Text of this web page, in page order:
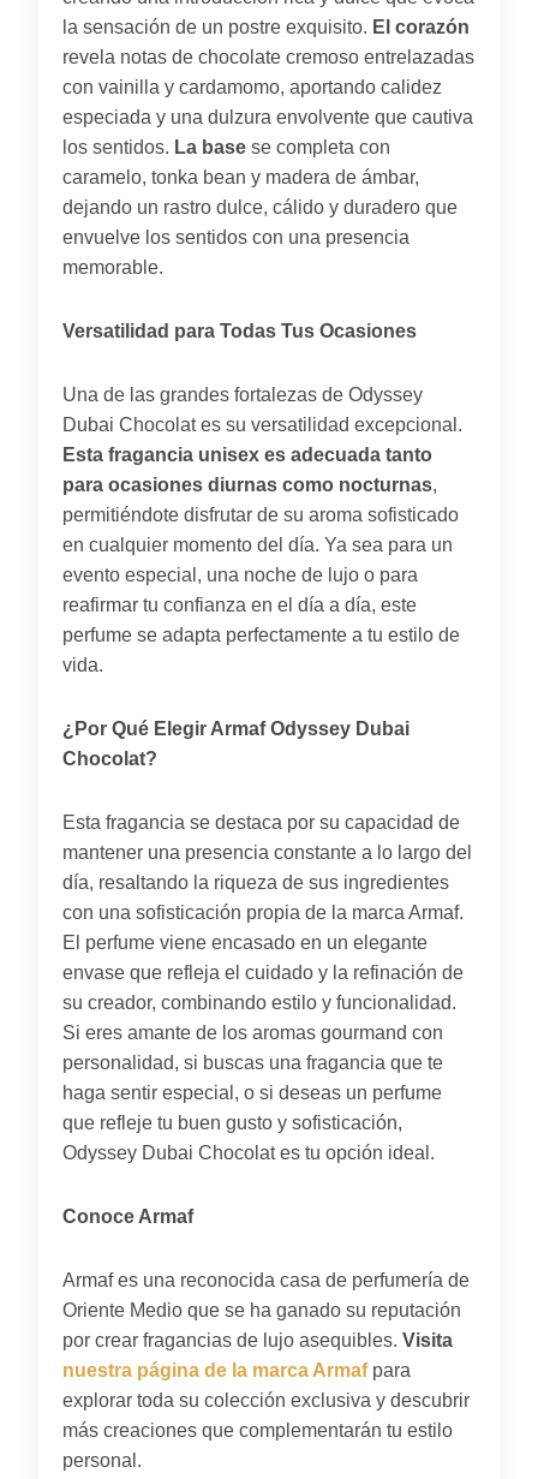
la sensación de un postre exquisito. El corazón
revela notas de chocolate cremoso entrelazadas
con vainilla y cardamomo, aportando calidez
especiada y una dulzura envolvente que cautiva
los sentidos. La base se completa con
caramelo, tonka bean y madera de ámbar,
dejando un rastro dulce, cálido y duradero que
envuelve los sentidos con una presencia
memorable.
Versatilidad para Todas Tus Ocasiones
Una de las grandes fortalezas de Odyssey
Dubai Chocolat es su versatilidad excepcional.
Esta fragancia unisex es adecuada tanto
para ocasiones diurnas como nocturnas,
permitiéndote disfrutar de su aroma sofisticado
en cualquier momento del día. Ya sea para un
evento especial, una noche de lujo o para
reafirmar tu confianza en el día a día, este
perfume se adapta perfectamente a tu estilo de
vida.
¿Por Qué Elegir Armaf Odyssey Dubai
Chocolat?
Esta fragancia se destaca por su capacidad de
mantener una presencia constante a lo largo del
día, resaltando la riqueza de sus ingredientes
con una sofisticación propia de la marca Armaf.
El perfume viene encasado en un elegante
envase que refleja el cuidado y la refinación de
su creador, combinando estilo y funcionalidad.
Si eres amante de los aromas gourmand con
personalidad, si buscas una fragancia que te
haga sentir especial, o si deseas un perfume
que refleje tu buen gusto y sofisticación,
Odyssey Dubai Chocolat es tu opción ideal.
Conoce Armaf
Armaf es una reconocida casa de perfumería de
Oriente Medio que se ha ganado su reputación
por crear fragancias de lujo asequibles. Visita
nuestra página de la marca Armafpara
explorar toda su colección exclusiva y descubrir
más creaciones que complementarán tu estilo
personal.